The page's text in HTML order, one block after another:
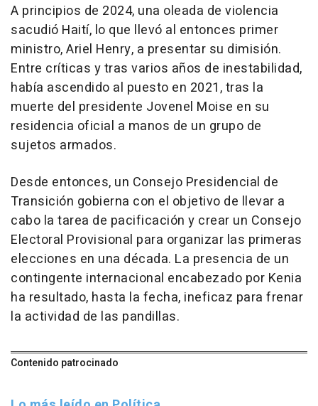
A principios de 2024, una oleada de violencia
sacudió Haití, lo que llevó al entonces primer
ministro, Ariel Henry, a presentar su dimisión.
Entre críticas y tras varios años de inestabilidad,
había ascendido al puesto en 2021, tras la
muerte del presidente Jovenel Moise en su
residencia oficial a manos de un grupo de
sujetos armados.
Desde entonces, un Consejo Presidencial de
Transición gobierna con el objetivo de llevar a
cabo la tarea de pacificación y crear un Consejo
Electoral Provisional para organizar las primeras
elecciones en una década. La presencia de un
contingente internacional encabezado por Kenia
ha resultado, hasta la fecha, ineficaz para frenar
la actividad de las pandillas.
Contenido patrocinado